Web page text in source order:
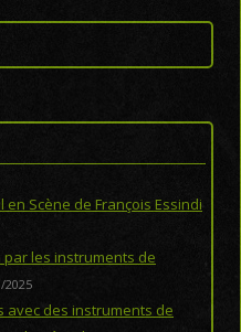
en Scène de François Essindi
les instruments de
2025
avec des instruments de